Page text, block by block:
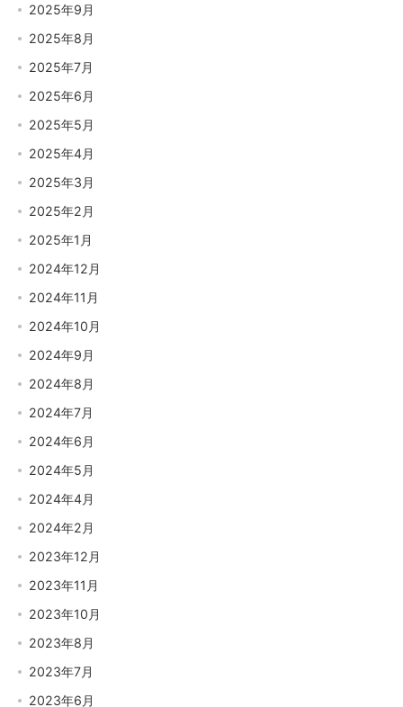
2025年9月
2025年8月
2025年7月
2025年6月
2025年5月
2025年4月
2025年3月
2025年2月
2025年1月
2024年12月
2024年11月
2024年10月
2024年9月
2024年8月
2024年7月
2024年6月
2024年5月
2024年4月
2024年2月
2023年12月
2023年11月
2023年10月
2023年8月
2023年7月
2023年6月